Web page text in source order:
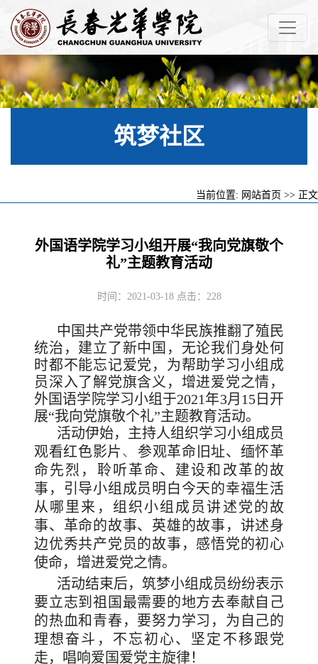
筑梦社区
当前位置: 网站首页 >> 正文
外国语学院学习小组开展“我向党旗敬个
礼”主题教育活动
时间：2021-03-18 点击： 228
中国共产党带领中华民族推翻了殖民
统治，建立了新中国，无论我们身处何
时都不能忘记爱党，为帮助学习小组成
员深入了解党旗含义，增进爱党之情，
外国语学院学习小组于2021年3月15日开
展“我向党旗敬个礼”主题教育活动。
活动伊始，主持人组织学习小组成员
观看红色影片、 参观革命旧址、缅怀革
命先烈，聆听革命、建设和改革的故
事，引导小组成员明白今天的幸福生活
从哪里来，组织小组成员讲述党的故
事、革命的故事、英雄的故事，讲述身
边优秀共产党员的故事，感悟党的初心
使命，增进爱党之情。
活动结束后，筑梦小组成员纷纷表示
要立志到祖国最需要的地方去奉献自己
的热血和青春，要努力学习，为自己的
理想奋斗，不忘初心、坚定不移跟党
走，唱响爱国爱党主旋律！